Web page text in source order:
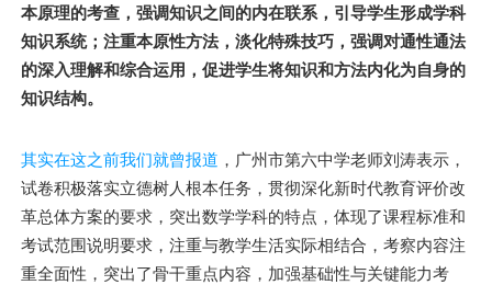
本原理的考查，强调知识之间的内在联系，引导学生形成学科
知识系统；注重本原性方法，淡化特殊技巧，强调对通性通法
的深入理解和综合运用，促进学生将知识和方法内化为自身的
知识结构。
其实在这之前我们就曾报道 ，广州市第六中学老师刘涛表示，
试卷积极落实立德树人根本任务，贯彻深化新时代教育评价改
革总体方案的要求，突出数学学科的特点，体现了课程标准和
考试范围说明要求，注重与教学生活实际相结合，考察内容注
重全面性，突出了骨干重点内容，加强基础性与关键能力考